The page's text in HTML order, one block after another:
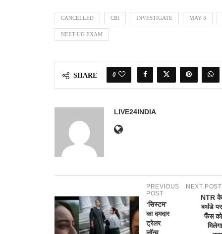
CANCELLED CBI INVESTIGATE MAY 3
NEET-UG EXAM
SHARE 0
LIVE24INDIA
PREVIOUS
POST
‘सिस्टम’
का दमदार
ट्रेलर
NEXT POST
NTR के
बर्थडे पर
फैंस को
मिलेगा